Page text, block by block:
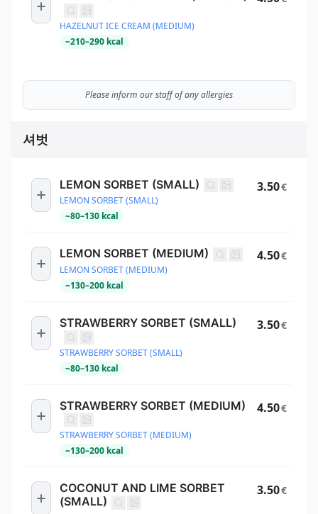
HAZELNUT ICE CREAM (MEDIUM)
~210–290 kcal
Please inform our staff of any allergies
셔벗
LEMON SORBET (SMALL)
LEMON SORBET (SMALL)
~80–130 kcal
3.50€
LEMON SORBET (MEDIUM)
LEMON SORBET (MEDIUM)
~130–200 kcal
4.50€
STRAWBERRY SORBET (SMALL)
STRAWBERRY SORBET (SMALL)
~80–130 kcal
3.50€
STRAWBERRY SORBET (MEDIUM)
STRAWBERRY SORBET (MEDIUM)
~130–200 kcal
4.50€
COCONUT AND LIME SORBET
(SMALL)
3.50€